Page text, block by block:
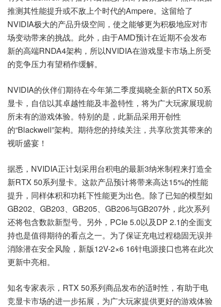
推测其性能提升或不敌上个时代的Ampere。这留给了
NVIDIA极大的产品升级空间，使之能够更为积极地应对市
场变动带来的挑战。此外，由于AMD预计在近期不会发布
新的高端RNDA4架构，所以NVIDIA在游戏显卡市场上所受
的竞争压力有望稍作缓解。
NVIDIA的伙伴们期待在今年第二季度揭晓全新的RTX 50系
显卡，自信以其卓越性能及丰盈特性，将为广大玩家展现前
所未有的游戏体验。特别的是，此新品采用开创性
的“Blackwell”架构。期待您的持续关注，共享欣赏其带来的
视听盛宴！
据悉，NVIDIA正计划采用台积电的最新3纳米制程来打造全
新RTX 50系列显卡。这款产品预计将带来高达15%的性能
提升，同样体积和功耗下性能更为出色。除了已知的模型如
GB202、GB203、GB205、GB206与GB207外，此次系列
还将包含数款新型号。另外，PCIe 5.0以及DP 2.1的全面支
持也是值得期待的看点之一。为了保证充电过程稳固无误并
消除潜在安全风险，新版12V-2×6 16针电源接口也将在此次
更新中亮相。
知名专家表示，RTX 50系列商品发布的适时性，有助于电
竞显卡市场的进一步拓展，为广大玩家提供更好的游戏体验